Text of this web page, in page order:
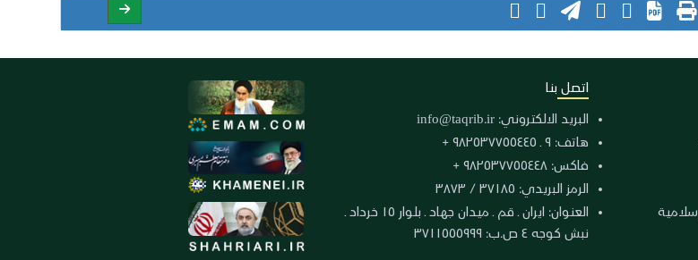
اتصل بنا
البريد الالكتروني: info@taqrib.ir
هاتف: ٩ ـ ٩٨٢٥٣٧٧٥٥٤٤٥ +
فاكس: ٩٨٢٥٣٧٧٥٥٤٤٨ +
الرمز البريدي: ٣٧١٨٥ / ٣٨٧٣
العنوان: ايران ـ قم ـ ميدان جهاد ـ بلوار ١٥ خرداد ـ
نبش كوجه ٤ ص.ب: ٣٧١١٥٥٥٩٩٩